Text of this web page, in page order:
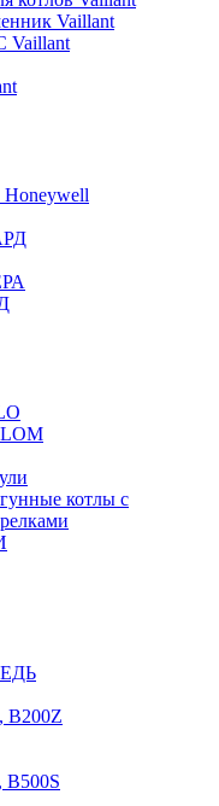
Vaillant
Vaillant
Honeywell
котлы с
B200Z
B500S